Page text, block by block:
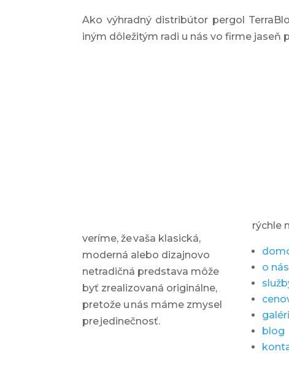
Ako výhradný distribútor pergol
iným dôležitým radi u nás vo firme jaseň
veríme, že vaša klasická,
moderná alebo dizajnovo
netradičná predstava môže
byť zrealizovaná originálne,
pretože u nás máme zmysel
pre jedinečnosť.
rýchle
o nás
blog